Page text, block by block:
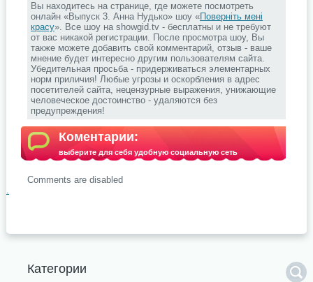
Вы находитесь на странице, где можете посмотреть
онлайн «Выпуск 3. Анна Нудько» шоу «Поверніть мені
красу». Все шоу на showgid.tv - бесплатны и не требуют
от вас никакой регистрации. После просмотра шоу, Вы
также можете добавить свой комментарий, отзыв - ваше
мнение будет интересно другим пользователям сайта.
Убедительная просьба - придерживаться элементарных
норм приличия! Любые угрозы и оскорбления в адрес
посетителей сайта, нецензурные выражения, унижающие
человеческое достоинство - удаляются без
предупреждения!
Коментарии:
выберите для себя удобную социальную сеть
Comments are disabled
.
Категории